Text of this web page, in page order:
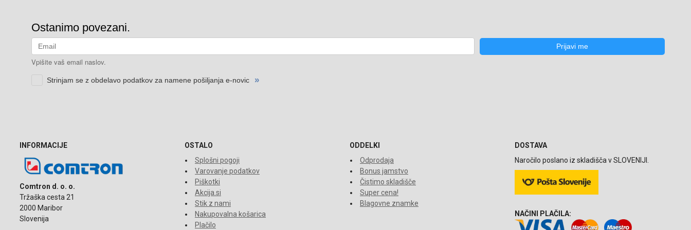
INFORMACIJE
Comtron d. o. o.
Tržaška cesta 21
2000 Maribor
Slovenija
OSTALO
Splošni pogoji
Varovanje podatkov
Piškotki
Akcija.si
Stik z nami
Nakupovalna košarica
Plačilo
ODDELKI
Odprodaja
Bonus jamstvo
Čistimo skladišče
Super cena!
Blagovne znamke
DOSTAVA
Naročilo poslano iz skladišča v SLOVENIJI.
NAČINI PLAČILA: